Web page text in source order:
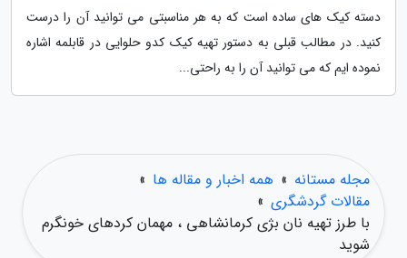
دسته کیک های ساده است که به هر مناسبتی می توانید آن را درست
کنید. در مطالب قبلی به دستور تهیه کیک کدو حلوایی در قابلمه اشاره
نموده ایم که می توانید آن را به راحتی...
مجله مستانه » همه اخبار و مقاله ها »
مقالات گردشگری »
با طرز تهیه نان بژی کرمانشاهی ، مهمان کردهای خونگرم
شوید